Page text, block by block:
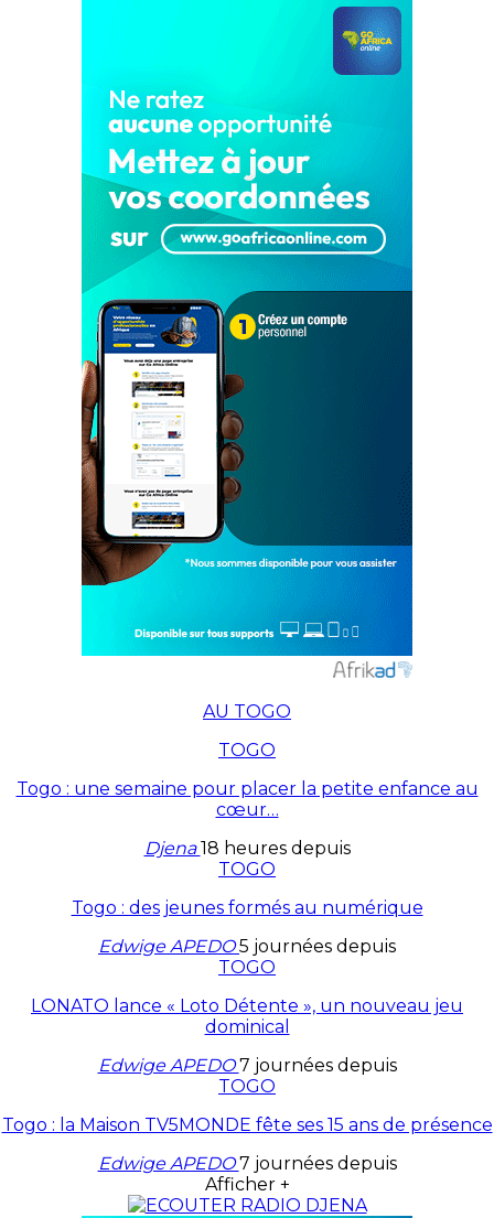
AU TOGO
TOGO
Togo : une semaine pour placer la petite enfance au
cœur…
Djena18 heures depuis
TOGO
Togo : des jeunes formés au numérique
Edwige APEDO5 journées depuis
TOGO
LONATO lance « Loto Détente », un nouveau jeu
dominical
Edwige APEDO7 journées depuis
TOGO
Togo : la Maison TV5MONDE fête ses 15 ans de présence
Edwige APEDO7 journées depuis
Afficher +